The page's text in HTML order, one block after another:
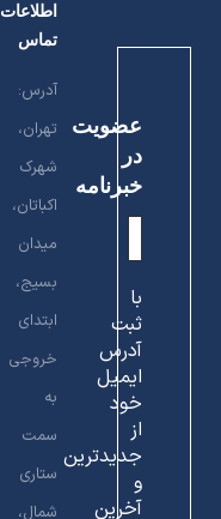
عضویت
در
خبرنامه
با
ثبت
آدرس
ایمیل
خود
از
جدیدترین
و
آخرین
اطلاعات
تماس
آدرس:
تهران،
شهرک
اکباتان،
میدان
بسیج،
ابتدای
خروجی
به
سمت
ستاری
شمال،